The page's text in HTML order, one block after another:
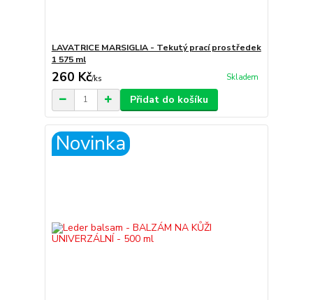
LAVATRICE MARSIGLIA - Tekutý prací prostředek
1 575 ml
260 Kč/ks Skladem
Přidat do košíku
Novinka